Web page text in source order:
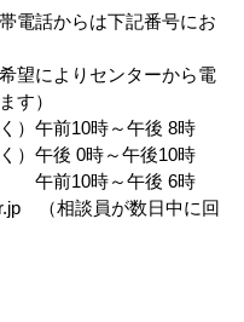
話からは下記番号にお
りセンターから電
す）
10時～午後 8時
0時～午後10時
時～午後 6時
（相談員が数日中に回